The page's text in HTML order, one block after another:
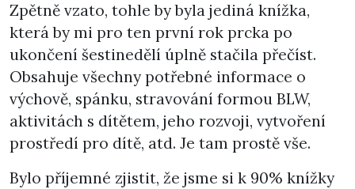
Zpětně vzato, tohle by byla jediná knížka,
která by mi pro ten první rok prcka po
ukončení šestinedělí úplně stačila přečíst.
Obsahuje všechny potřebné informace o
výchově, spánku, stravování formou BLW,
aktivitách s dítětem, jeho rozvoji, vytvoření
prostředí pro dítě, atd. Je tam prostě vše.
Bylo příjemné zjistit, že jsme si k 90% knížky